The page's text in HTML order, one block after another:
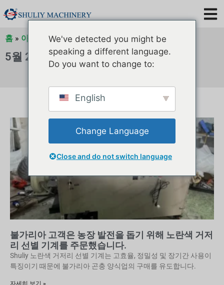
홈 » 아카이브»아카이브
5월 2024
불가리아 고객은 농장 발전을 돕기 위해 노란색 거저
리 선별 기계를 주문했습니다.
Shuliy 노란색 거저리 선별 기계는 고효율, 정밀성 및 장기간 사용이
특징이기 때문에 불가리아 곤충 양식업의 구매를 유도합니다.
자세히 보기 »
We've detected you might be
speaking a different language.
Do you want to change to:
English
Change Language
Close and do not switch language